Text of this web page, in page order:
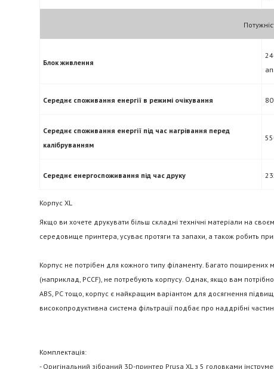
Блок живлення
Середнє споживання енергії в режимі очікування
Середнє споживання енергії під час нагрівання перед
калібруванням
Середнє енергоспоживання під час друку
Корпус XL
Якщо ви хочете друкувати більш складні технічні матеріали на
середовище принтера, усуває протяги та запахи, а також робить
Корпус не потрібен для кожного типу філаменту. Багато поширених
(наприклад, PCCF), не потребують корпусу. Однак, якщо вам
ABS, PC тощо, корпус є найкращим варіантом для досягнення
високопродуктивна система фільтрації подбає про наддрібні
Комплектація:
- Оригінальний зібраний 3D-принтер Prusa XL з 5 головками